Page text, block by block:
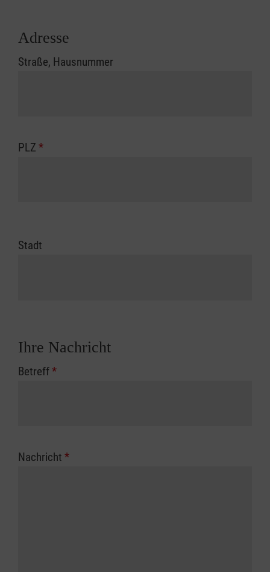
Adresse
Straße, Hausnummer
PLZ *
Stadt
Ihre Nachricht
Betreff*
Nachricht *